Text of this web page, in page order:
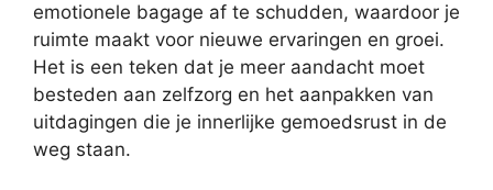
emotionele bagage af te schudden, waardoor je
ruimte maakt voor nieuwe ervaringen en groei.
Het is een teken dat je meer aandacht moet
besteden aan zelfzorg en het aanpakken van
uitdagingen die je innerlijke gemoedsrust in de
weg staan.